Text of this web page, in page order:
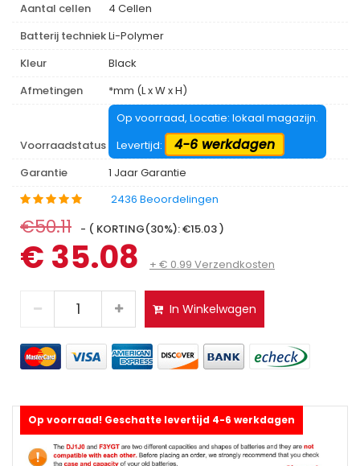
Aantal cellen
4 Cellen
Batterij techniekLi-Polymer
Kleur
Black
Afmetingen
*mm (L x W x H)
Voorraadstatus
Op voorraad, Locatie: lokaal magazijn.
Levertijd:
4-6 werkdagen
Garantie
1 Jaar Garantie
2436 Beoordelingen
€50.11 - ( KORTING(30%): €15.03 )
€ 35.08 + € 0.99 Verzendkosten
In Winkelwagen
Op voorraad! Geschatte levertijd 4-6 werkdagen